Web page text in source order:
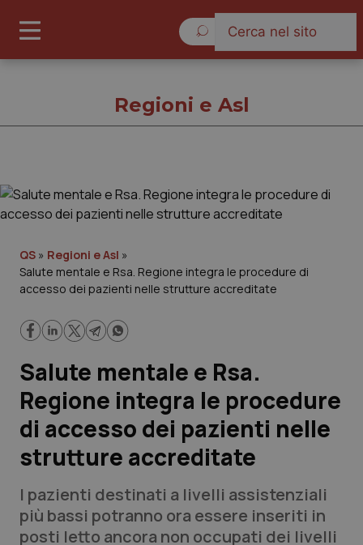
Governo e Parlamento
Regioni e Asl
Lavoro e Professioni
Scienza e Farmaci
Studi e Analisi
Lettere al direttore
Edizioni Regionali
Regioni e Asl
QS » Regioni e Asl »
Salute mentale e Rsa. Regione integra le procedure di
accesso dei pazienti nelle strutture accreditate
Salute mentale e Rsa.
Regione integra le procedure
di accesso dei pazienti nelle
strutture accreditate
I pazienti destinati a livelli assistenziali
più bassi potranno ora essere inseriti in
posti letto ancora non occupati dei livelli